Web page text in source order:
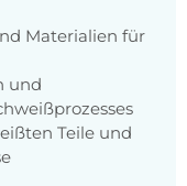
Materialien für
und
Teile und